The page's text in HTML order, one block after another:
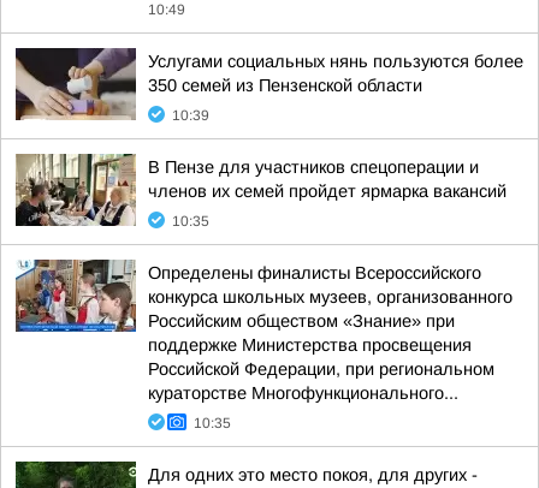
10:49
Услугами социальных нянь пользуются более
350 семей из Пензенской области
10:39
В Пензе для участников спецоперации и
членов их семей пройдет ярмарка вакансий
10:35
Определены финалисты Всероссийского
конкурса школьных музеев, организованного
Российским обществом «Знание» при
поддержке Министерства просвещения
Российской Федерации, при региональном
кураторстве Многофункционального...
10:35
Для одних это место покоя, для других -